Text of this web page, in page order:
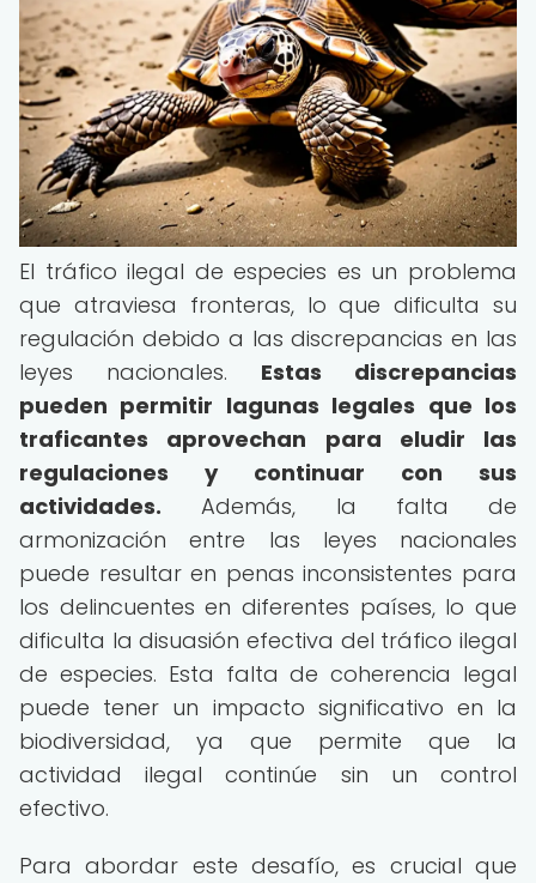
El tráfico ilegal de especies es un problema
que atraviesa fronteras, lo que dificulta su
regulación debido a las discrepancias en las
leyes nacionales. Estas discrepancias
pueden permitir lagunas legales que los
traficantes aprovechan para eludir las
regulaciones y continuar con sus
actividades. Además, la falta de
armonización entre las leyes nacionales
puede resultar en penas inconsistentes para
los delincuentes en diferentes países, lo que
dificulta la disuasión efectiva del tráfico ilegal
de especies. Esta falta de coherencia legal
puede tener un impacto significativo en la
biodiversidad, ya que permite que la
actividad ilegal continúe sin un control
efectivo.
Para abordar este desafío, es crucial que